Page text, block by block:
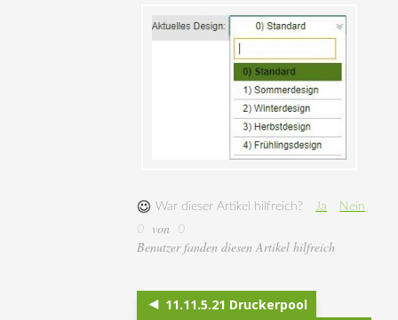
War dieser Artikel hilfreich? Ja
Nein
0
von 0
Benutzer fanden diesen Artikel hilfreich
11.11.5.21 Druckerpool